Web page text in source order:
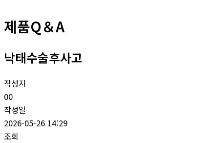
제품Q＆A
낙태수술후사고
작성자
00
작성일
2026-05-26 14:29
조회